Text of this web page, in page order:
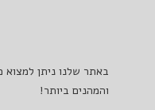
באתר שלנו ניתן למצוא
והמהנים ביותר!